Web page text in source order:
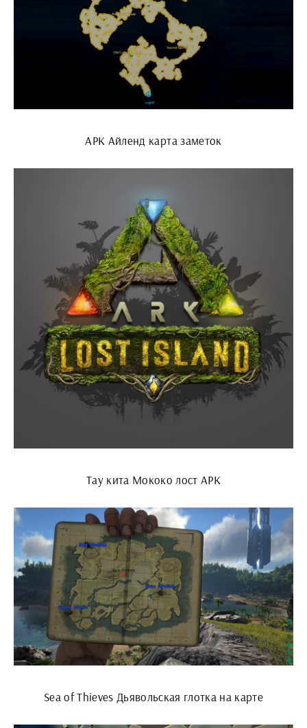
АРК Айленд карта заметок
Тау кита Мококо лост АРК
Sea of Thieves Дьявольская глотка на карте